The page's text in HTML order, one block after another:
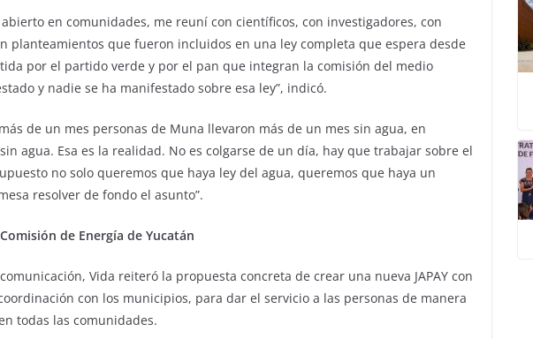
en comunidades, me reuní con científicos, con investigadores, con
planteamientos que fueron incluidos en una ley completa que espera desde
por el partido verde y por el pan que integran la comisión del medio
y nadie se ha manifestado sobre esa ley”, indicó.
de un mes personas de Muna llevaron más de un mes sin agua, en
agua. Esa es la realidad. No es colgarse de un día, hay que trabajar sobre el
no solo queremos que haya ley del agua, queremos que haya un
resolver de fondo el asunto”.
de Energía de Yucatán
Vida reiteró la propuesta concreta de crear una nueva JAPAY con
con los municipios, para dar el servicio a las personas de manera
todas las comunidades.